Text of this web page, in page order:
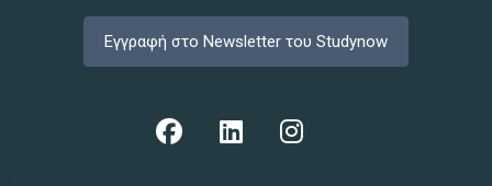
Εγγραφή στο Newsletter του Studynow